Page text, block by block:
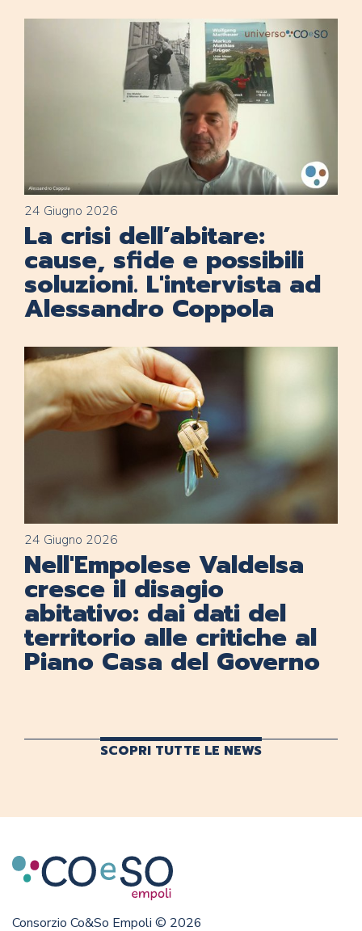
24 Giugno 2026
La crisi dell’abitare:
cause, sfide e possibili
soluzioni. L'intervista ad
Alessandro Coppola
24 Giugno 2026
Nell'Empolese Valdelsa
cresce il disagio
abitativo: dai dati del
territorio alle critiche al
Piano Casa del Governo
SCOPRI TUTTE LE NEWS
Consorzio Co&So Empoli © 2026